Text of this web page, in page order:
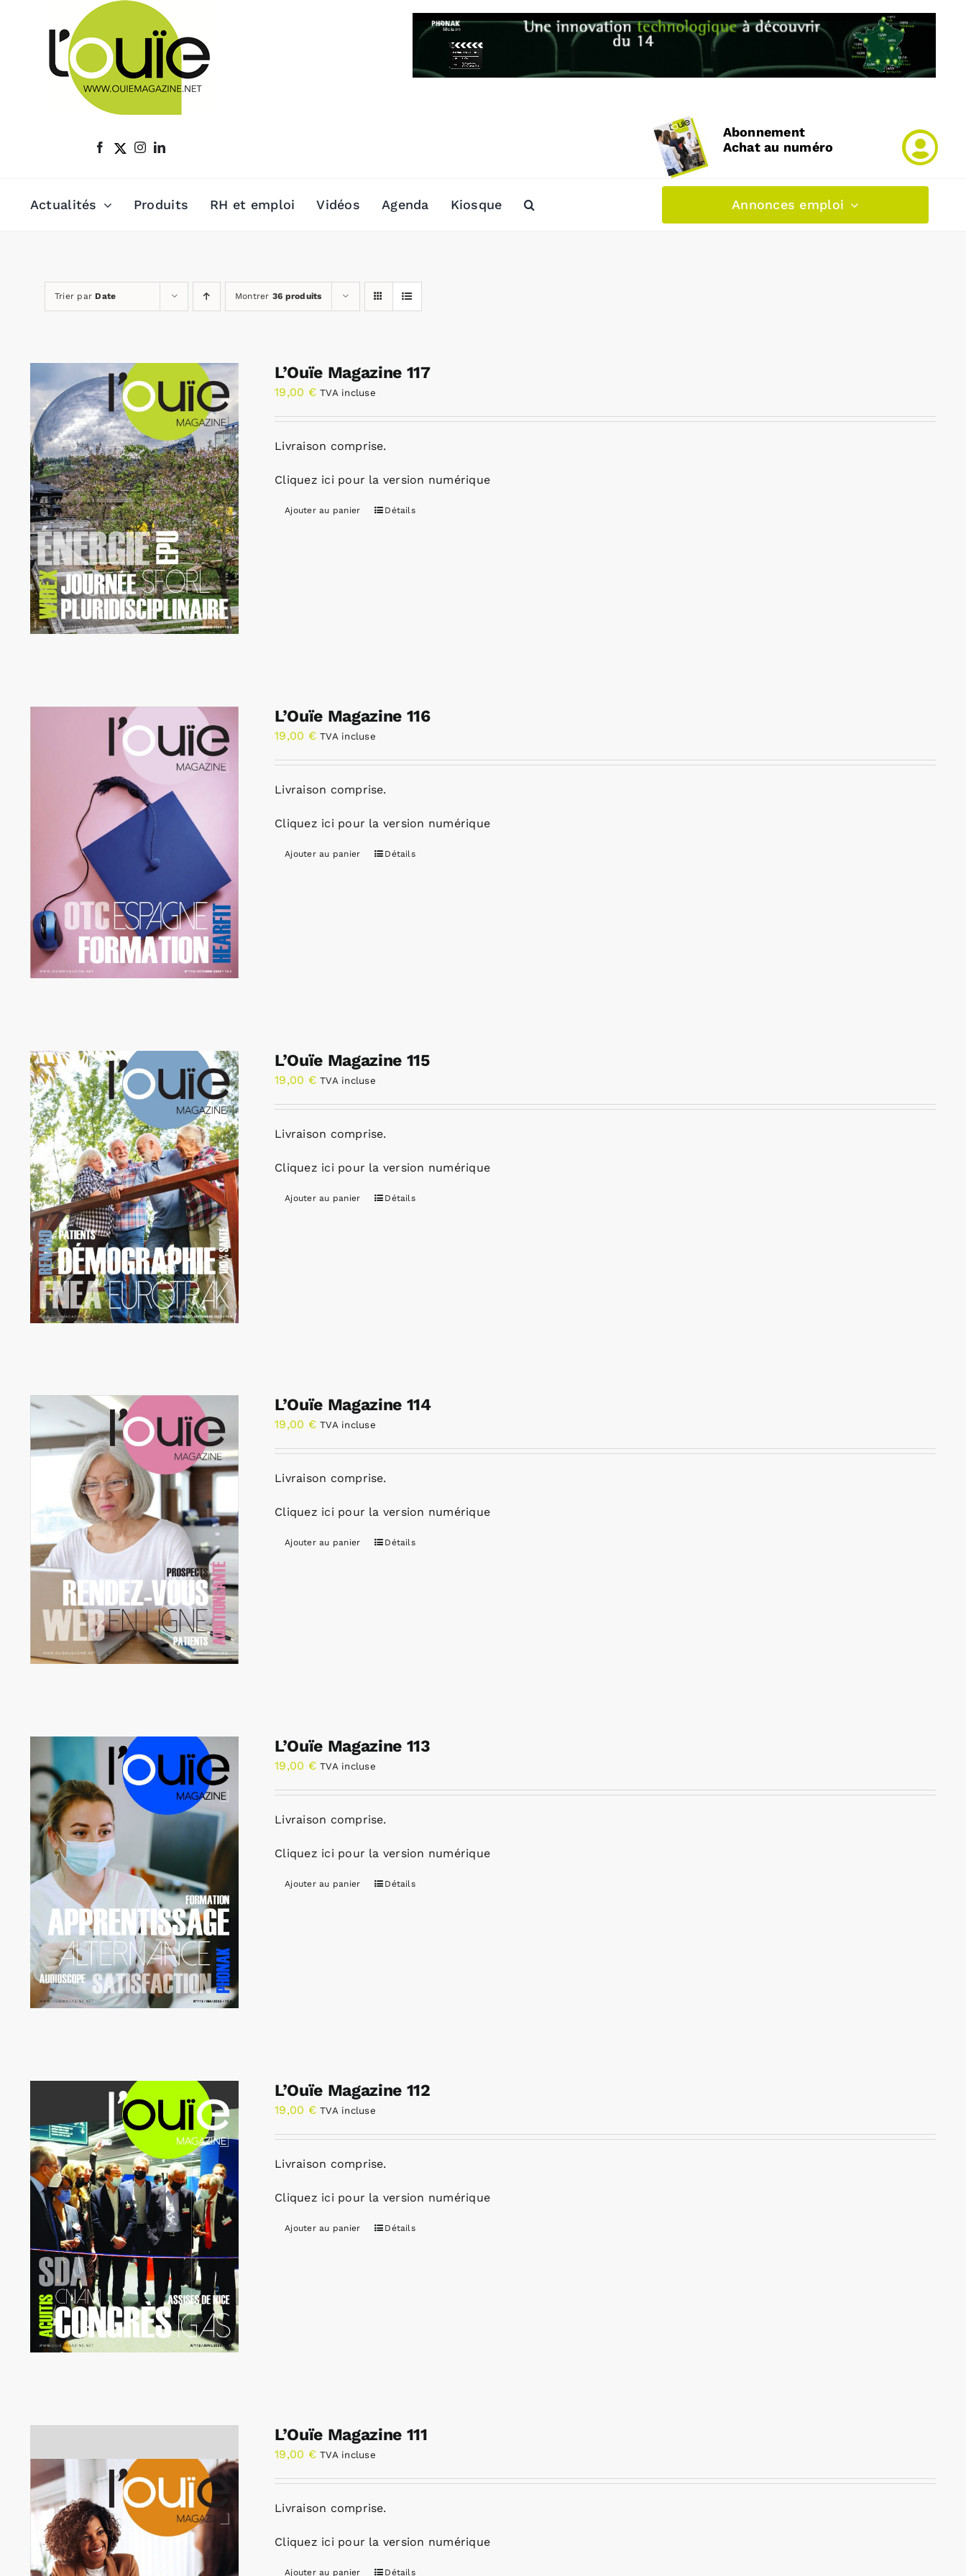
Abonnement
Achat au numéro
Actualités Produits RH et emploi Vidéos Agenda Kiosque Annonces emploi
Trier parDate Montrer 36 produits
L’Ouïe Magazine 117
19,00 € TVA incluse
Livraison comprise.
Cliquez ici pour la version numérique
Ajouter au panier Détails
L’Ouïe Magazine 116
19,00 € TVA incluse
Livraison comprise.
Cliquez ici pour la version numérique
Ajouter au panier Détails
L’Ouïe Magazine 115
19,00 € TVA incluse
Livraison comprise.
Cliquez ici pour la version numérique
Ajouter au panier Détails
L’Ouïe Magazine 114
19,00 € TVA incluse
Livraison comprise.
Cliquez ici pour la version numérique
Ajouter au panier Détails
L’Ouïe Magazine 113
19,00 € TVA incluse
Livraison comprise.
Cliquez ici pour la version numérique
Ajouter au panier Détails
L’Ouïe Magazine 112
19,00 € TVA incluse
Livraison comprise.
Cliquez ici pour la version numérique
Ajouter au panier Détails
L’Ouïe Magazine 111
19,00 € TVA incluse
Livraison comprise.
Cliquez ici pour la version numérique
Ajouter au panier Détails